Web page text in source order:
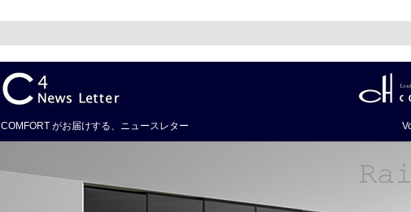
COMFORT がお届けする、ニュースレター